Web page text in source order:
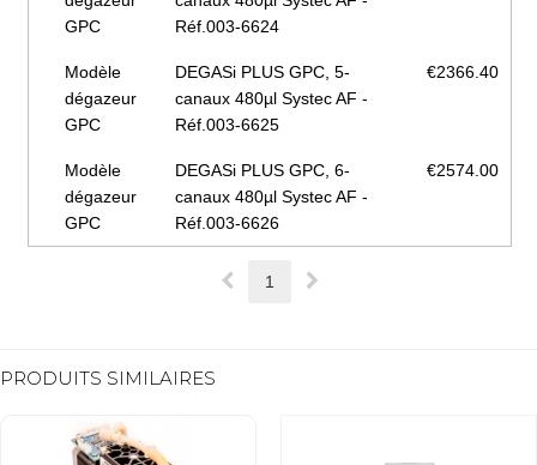
GPC
Réf.003-6624
Modèle
dégazeur
GPC
DEGASi PLUS GPC, 5-
canaux 480µl Systec AF -
Réf.003-6625
€2366.40
Modèle
dégazeur
GPC
DEGASi PLUS GPC, 6-
canaux 480µl Systec AF -
Réf.003-6626
€2574.00
1
PRODUITS SIMILAIRES